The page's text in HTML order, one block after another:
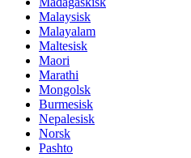
Malaysisk
Malayalam
Maltesisk
Maori
Marathi
Mongolsk
Burmesisk
Nepalesisk
Norsk
Pashto